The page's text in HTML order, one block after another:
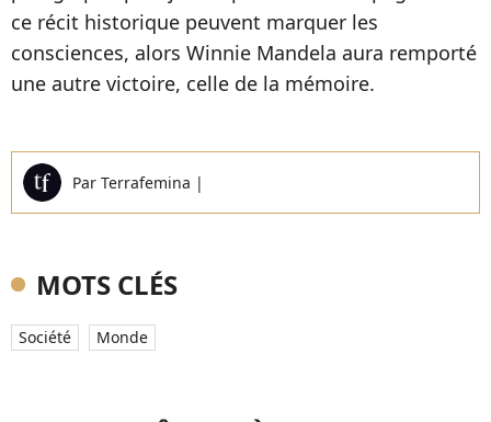
ce récit historique peuvent marquer les
consciences, alors Winnie Mandela aura remporté
une autre victoire, celle de la mémoire.
Par Terrafemina |
MOTS CLÉS
Société Monde